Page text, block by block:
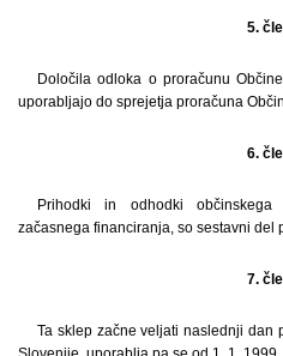
5.
Določila odloka o proračunu
uporabljajo do sprejetja proračuna
6.
Prihodki in odhodki
začasnega financiranja, so sestavni del
7.
Ta sklep začne veljati naslednji dan